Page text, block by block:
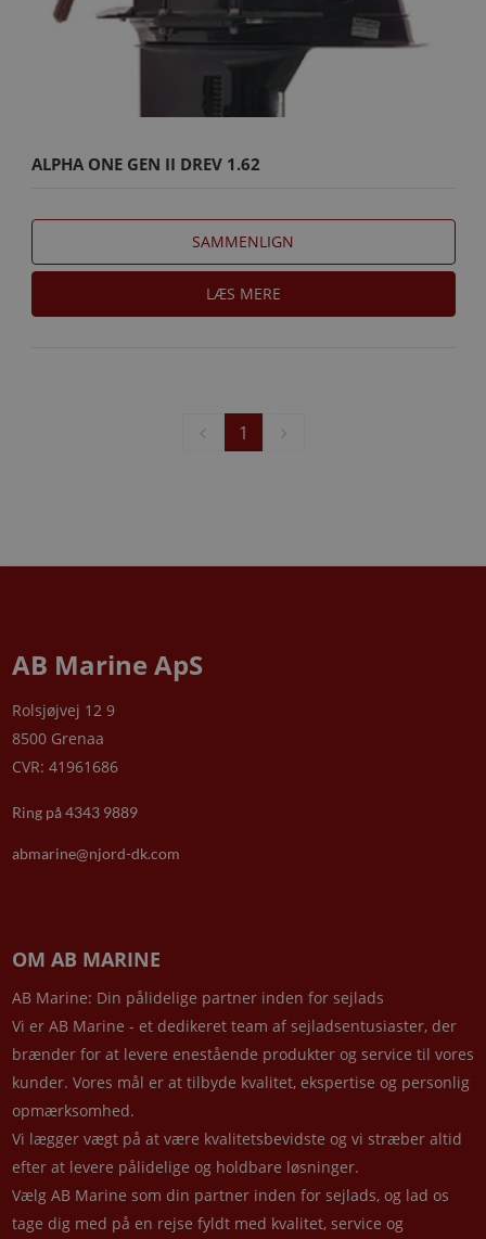
ALPHA ONE GEN II DREV 1.62
SAMMENLIGN
LÆS MERE
1
AB Marine ApS
Rolsjøjvej 12 9
8500 Grenaa
CVR: 41961686
Ring på 4343 9889
abmarine@njord-dk.com
OM AB MARINE
AB Marine: Din pålidelige partner inden for sejlads
Vi er AB Marine - et dedikeret team af sejladsentusiaster, der
brænder for at levere enestående produkter og service til vores
kunder. Vores mål er at tilbyde kvalitet, ekspertise og personlig
opmærksomhed.
Vi lægger vægt på at være kvalitetsbevidste og vi stræber altid
efter at levere pålidelige og holdbare løsninger.
Vælg AB Marine som din partner inden for sejlads, og lad os
tage dig med på en rejse fyldt med kvalitet, service og